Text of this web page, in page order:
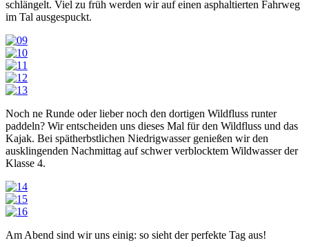
schlängelt. Viel zu früh werden wir auf einen asphaltierten Fahrweg
im Tal ausgespuckt.
Noch ne Runde oder lieber noch den dortigen Wildfluss runter
paddeln? Wir entscheiden uns dieses Mal für den Wildfluss und das
Kajak. Bei spätherbstlichen Niedrigwasser genießen wir den
ausklingenden Nachmittag auf schwer verblocktem Wildwasser der
Klasse 4.
Am Abend sind wir uns einig: so sieht der perfekte Tag aus!